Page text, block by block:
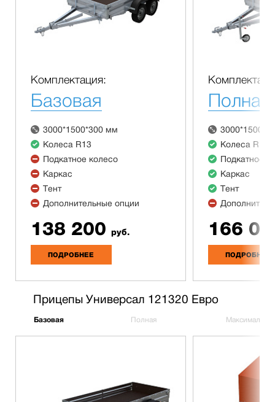
Комплектация:
Базовая
3000*1500*300 мм
Колеса R13
Подкатное колесо
Каркас
Тент
Дополнительные опции
138 200 руб.
ПОДРОБНЕЕ
Полная
Колеса R13
Подкатное
Каркас
Тент
166
ПОДРОБНЕЕ
Прицепы Универсал 121320 Евро
Базовая Полная Максимальная